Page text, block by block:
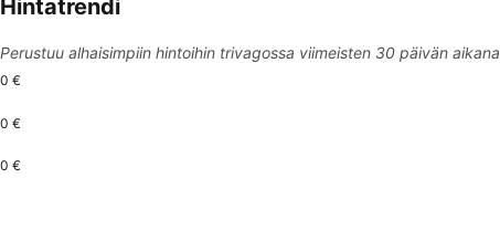
Hintatrendi
Perustuu alhaisimpiin hintoihin trivagossa viimeisten 30 päivän aikana
0 €
0 €
0 €